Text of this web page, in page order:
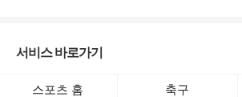
서비스 바로가기
스포츠 홈 축구